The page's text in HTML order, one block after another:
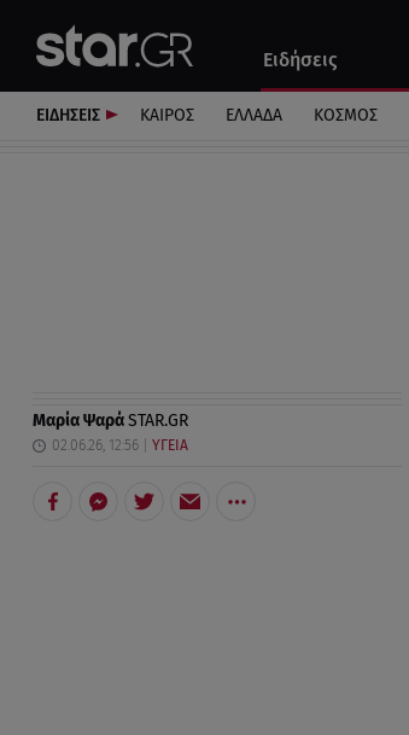
Ειδήσεις
Αυτοκίνητο
ΕΙΔΗΣΕΙΣ ΚΑΙΡΟΣ ΕΛΛΑΔΑ ΚΟΣΜΟΣ
Μαρία ΨαράSTAR.GR
02.06.26, 12:56 ΥΓΕΙΑ